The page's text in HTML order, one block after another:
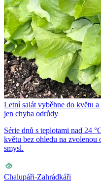
Letní salát vyběhne do květu
jen chyba odrůdy
Série dnů s teplotami nad 24
květu bez ohledu na zvolenou
smysl.
Chalupáři-Zahrádkáři